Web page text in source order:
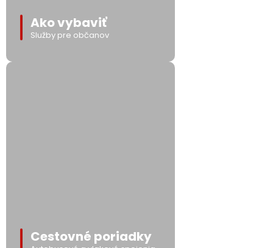
Ako vybaviť
Služby pre občanov
Cestovné poriadky